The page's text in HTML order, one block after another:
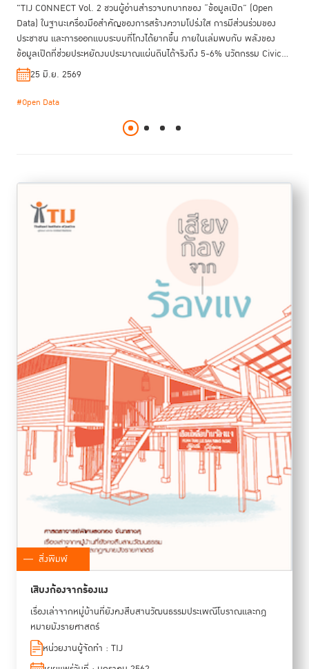
"TIJ CONNECT Vol. 2 ชวนผู้อ่านสำรวจบทบาทของ “ข้อมูลเปิด” (Open
Data) ในฐานะเครื่องมือสำคัญของการสร้างความโปร่งใส การมีส่วนร่วมของ
ประชาชน และการออกแบบระบบที่โกงได้ยากขึ้น ภายในเล่มพบกับ พลังของ
ข้อมูลเปิดที่ช่วยประหยัดงบประมาณแผ่นดินได้จริงถึง 5-6% นวัตกรรม Civic
Tech และเครื่องมือตรวจสอบภาคประชาชนที่ใช้งานได้ทันที รวมถึงก้าวสำคัญ
ของไทยสู่มาตรฐานรัฐบาลเปิดระดับโลก (OGP) และการผลักดันกฎหมาย PRTR
เพื่อสิทธิสิ่งแวดล้อม พร้อมถอดบทเรียนจากเอสโตเนีย เคนยา และเกาหลีใต้ ที่
โปร่งใสของภาครัฐ ที่พิสูจน์ว่าการสร้างรัฐบาลเปิดและสังคมที่ตรวจสอบได้ไม่ใช่
25 มิ.ย. 2569
#Open Data
23 มิ.ย. 2569
#ประมวลกฎหมายแพ่งและพาณิชย์
21 พ.ค. 2569
#ปฏิรูปเรือนจำ
23 มี.ค. 2569
#Anti-corruption
สิ่งพิมพ์
เสีบงก้องจากร้องแง
เรื่องเล่าจากหมู่บ้านที่ยังคงสืบสานวัฒนธรรมประเพณีโบราณและกฎ
หมายมังรายศาสตร์
หน่วยงานผู้จัดทำ : TIJ